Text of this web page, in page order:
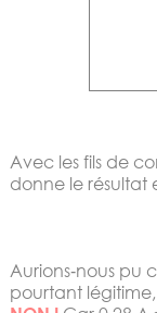
Avec les fils de
donne le résultat
Aurions‐nous pu
pourtant